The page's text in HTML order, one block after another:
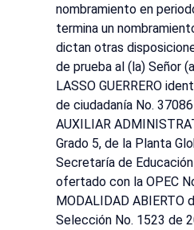
nombramiento en
termina un
dictan otras
de prueba al (la) Señor
LASSO GUERRERO
de ciudadanía No.
AUXILIAR
Grado 5, de la Planta
Secretaría de
ofertado con la OPEC
MODALIDAD
Selección No. 1523 de